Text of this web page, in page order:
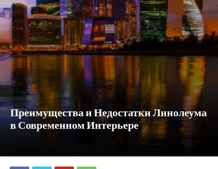
Преимущества и Недостатки Линолеума
в Современном Интерьере